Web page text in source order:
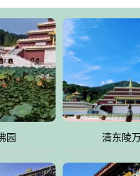
，交通便利。公司以“建设全
游圣地”为目标，以海外归侨、
亡并结合旅游参观构成其主要
林景观构成其外部形象。通过
操作，建成一处特色鲜明、服
与周边文物古迹交相呼应的极
亩，目前完成投资近12亿元
求与世界文化遗产地清东陵的
园 清东陵